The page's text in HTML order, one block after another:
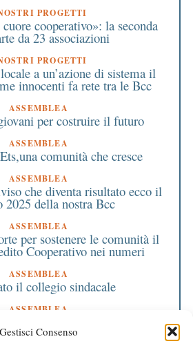
Gestisci Consenso
PROGETTI
cooperativo»: la seconda
da 23 associazioni
PROGETTI
a un’azione di sistema il
innocenti fa rete tra le Bcc
ASSEMBLEA
per costruire il futuro
ASSEMBLEA
comunità che cresce
ASSEMBLEA
che diventa risultato ecco il
2025 della nostra Bcc
ASSEMBLEA
per sostenere le comunità il
Cooperativo nei numeri
ASSEMBLEA
il collegio sindacale
ASSEMBLEA
all’unanimità e 2 milioni
al territorio